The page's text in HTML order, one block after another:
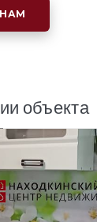
объекта